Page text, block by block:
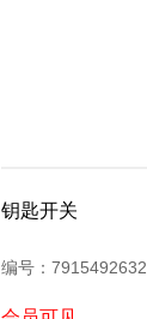
钥匙开关
编号：7915492632